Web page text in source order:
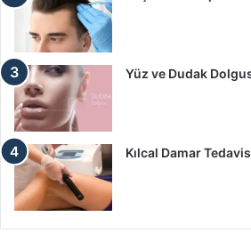
Yüz ve Dudak
Kılcal Damar